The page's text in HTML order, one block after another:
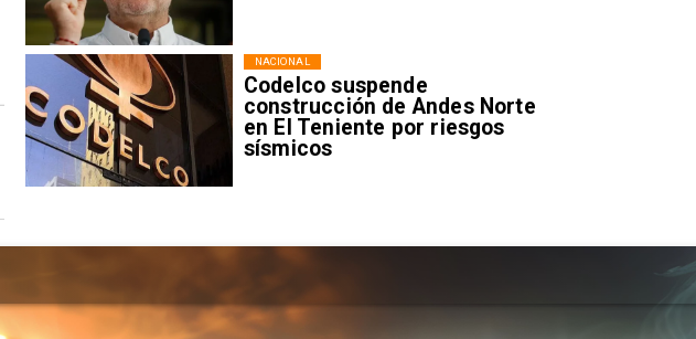
Codelco suspende
construcción de Andes Norte
en El Teniente por riesgos
sísmicos
NACIONAL